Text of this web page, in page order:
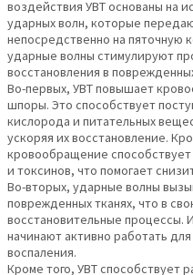
воздействия УВТ основаны на
ударных волн, которые
непосредственно на пяточную
ударные волны стимулируют
восстановления в
Во-первых, УВТ повышает
шпоры. Это способствует
кислорода и питательных
ускоряя их восстановление.
кровообращение
и токсинов, что помогает
Во-вторых, ударные волны
поврежденных тканях, что в
восстановительные процессы.
начинают активно работать
воспаления.
Кроме того, УВТ способствует